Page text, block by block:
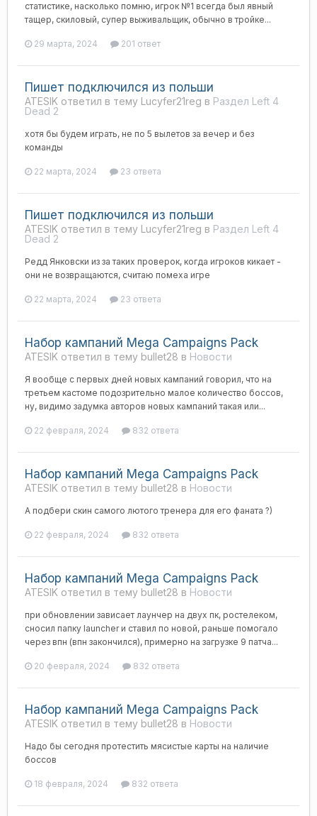
статистике, насколько помню, игрок №1 всегда был явный
тащер, скиловый, супер выживальщик, обычно в тройке...
29 марта, 2024 201 ответ
Пишет подключился из польши
ATESIK ответил в тему Lucyfer21reg в Раздел Left 4
Dead 2
хотя бы будем играть, не по 5 вылетов за вечер и без
команды
22 марта, 2024 23 ответа
Пишет подключился из польши
ATESIK ответил в тему Lucyfer21reg в Раздел Left 4
Dead 2
Редд Янковски из за таких проверок, когда игроков кикает -
они не возвращаются, считаю помеха игре
22 марта, 2024 23 ответа
Набор кампаний Mega Campaigns Pack
ATESIK ответил в тему bullet28 в Новости
Я вообще с первых дней новых кампаний говорил, что на
третьем кастоме подозрительно малое количество боссов,
ну, видимо задумка авторов новых кампаний такая или...
22 февраля, 2024 832 ответа
Набор кампаний Mega Campaigns Pack
ATESIK ответил в тему bullet28 в Новости
А подбери скин самого лютого тренера для его фаната ?)
22 февраля, 2024 832 ответа
Набор кампаний Mega Campaigns Pack
ATESIK ответил в тему bullet28 в Новости
при обновлении зависает лаунчер на двух пк, ростелеком,
сносил папку launcher и ставил по новой, раньше помогало
через впн (впн закончился), примерно на загрузке 9 патча...
20 февраля, 2024 832 ответа
Набор кампаний Mega Campaigns Pack
ATESIK ответил в тему bullet28 в Новости
Надо бы сегодня протестить мясистые карты на наличие
боссов
18 февраля, 2024 832 ответа